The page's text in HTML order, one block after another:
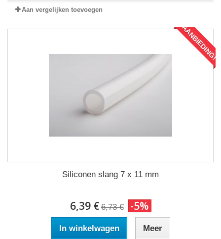
Aan vergelijken toevoegen
AANBIEDING!
Siliconen slang 7 x 11 mm
6,39 € 6,73 € -5%
In winkelwagen Meer